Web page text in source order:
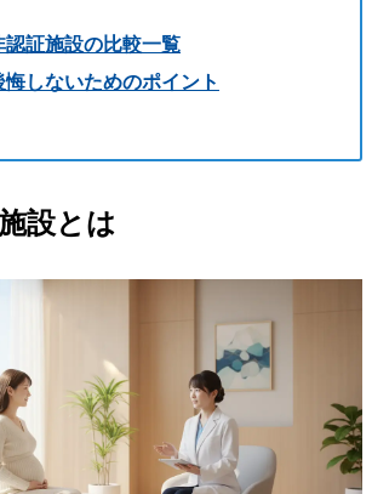
認証施設の比較一覧
悔しないためのポイント
設とは